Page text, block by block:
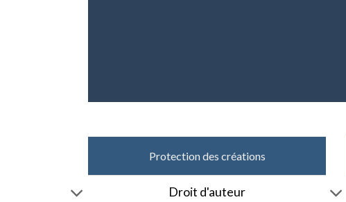
Protection des créations
Droit d'auteur